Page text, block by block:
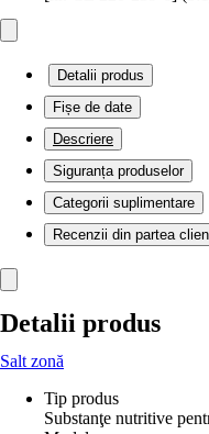
Detalii produs
Fișe de date
Descriere
Siguranța produselor
Categorii suplimentare
Recenzii din partea
Detalii produs
Salt zonă
Tip produs
Substanţe nutritive